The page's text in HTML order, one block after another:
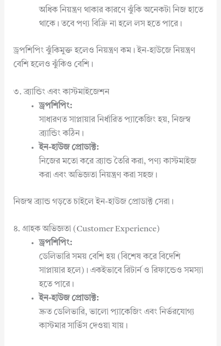
অধিক নিয়ন্ত্রণ থাকার কারণে ঝুঁকি অনেকটা নিজ হাতে
থাকে। তবে পণ্য বিক্রি না হলে লস হতে পারে।
ড্রপশিপিং ঝুঁকিমুক্ত হলেও নিয়ন্ত্রণ কম। ইন-হাউজে নিয়ন্ত্রণ
বেশি হলেও ঝুঁকিও বেশি।
৩. ব্র্যান্ডিং এবং কাস্টমাইজেশন
ড্রপশিপিং:
সাধারণত সাপ্লায়ার নির্ধারিত প্যাকেজিং হয়, নিজস্ব
ব্র্যান্ডিং কঠিন।
ইন-হাউজ প্রোডাক্ট:
নিজের মতো করে ব্র্যান্ড তৈরি করা, পণ্য কাস্টমাইজ
করা এবং অভিজ্ঞতা নিয়ন্ত্রণ করা সহজ।
নিজস্ব ব্র্যান্ড গড়তে চাইলে ইন-হাউজ প্রোডাক্ট সেরা।
৪. গ্রাহক অভিজ্ঞতা (Customer Experience)
ড্রপশিপিং:
ডেলিভারি সময় বেশি হয় (বিশেষ করে বিদেশি
সাপ্লায়ার হলে)। একইভাবে রিটার্ন ও রিফান্ডেও সমস্যা
হতে পারে।
ইন-হাউজ প্রোডাক্ট:
দ্রুত ডেলিভারি, ভালো প্যাকেজিং এবং নির্ভরযোগ্য
কাস্টমার সার্ভিস দেওয়া যায়।